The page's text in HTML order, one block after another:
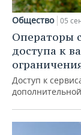
Общество 05
Операторы
доступа к
Доступ к